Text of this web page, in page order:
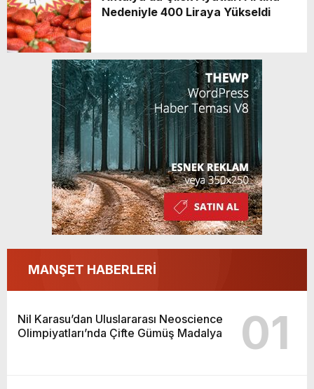
Nedeniyle 400 Liraya Yükseldi
MANŞET HABERLERİ
Nil Karasu’dan Uluslararası Neoscience
Olimpiyatları’nda Çifte Gümüş Madalya
01